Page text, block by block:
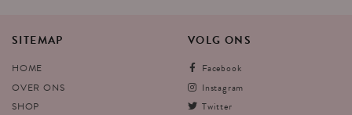
SITEMAP
HOME
OVER ONS
SHOP
VOLG ONS
Facebook
Instagram
Twitter